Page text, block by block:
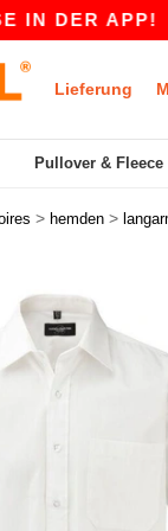
APP! |
Lieferung
Pullover & Fleece
> hemden >